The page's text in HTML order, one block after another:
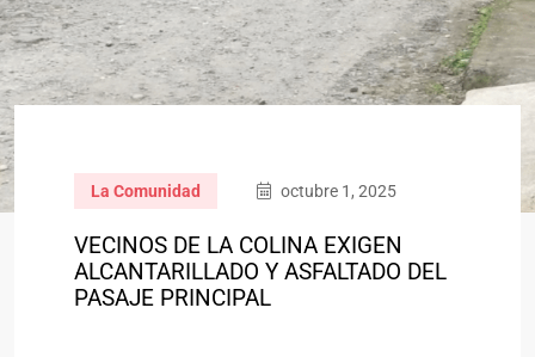
La Comunidad octubre 1, 2025
VECINOS DE LA COLINA EXIGEN
ALCANTARILLADO Y ASFALTADO DEL
PASAJE PRINCIPAL